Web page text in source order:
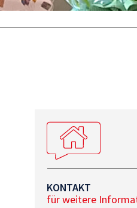
KONTAKT
für weitere